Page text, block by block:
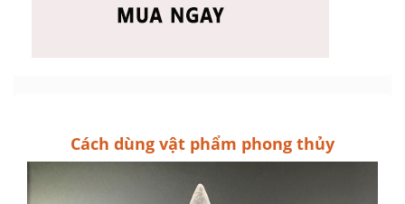
Cách dùng vật phẩm phong thủy